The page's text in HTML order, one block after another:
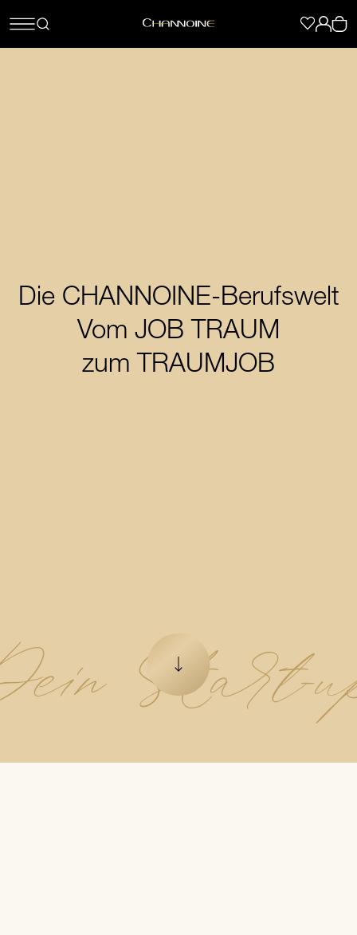
Die CHANNOINE-Berufswelt
Vom JOB TRAUM
zum TRAUMJOB
Zum nächsten Element
Start-